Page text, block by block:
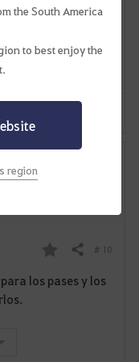
the South America
to best enjoy the
region
s
comunidad no se
Compartilhar # 10
los pases y los